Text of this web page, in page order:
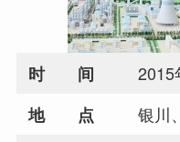
时 间
2015
地 点
银川